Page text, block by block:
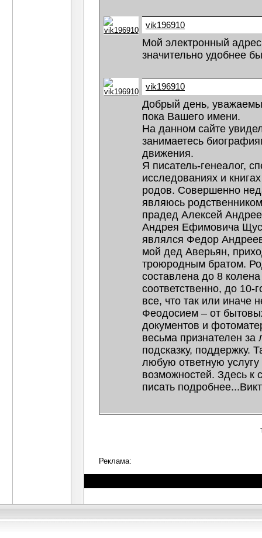
vik196910
Мой электронный
значительно удобнее
vik196910
Добрый день,
пока Вашего имени.
На данном сайте
занимаетесь
движения.
Я писатель-генеалог,
исследованиях и
родов. Совершенно
являюсь
прадед Алексей
Андрея Ефимовича
являлся Федор
мой дед Аверьян,
троюродным братом.
составлена до 8
соответственно, до 10-
все, что так или иначе
Феодосием – от
документов и
весьма признателен
подсказку, поддержку.
любую ответную
возможностей. Здесь к
писать
Реклама: